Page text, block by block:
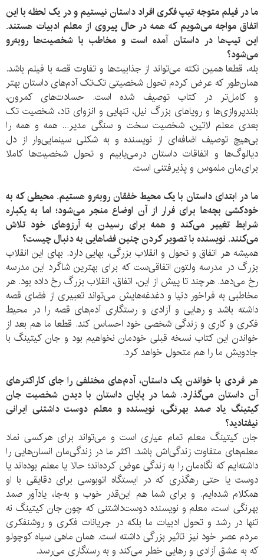
ما در فیلم متوجه تیپ فکری افراد داستان نیستیم و در یک لحظه با این
اتفاق مواجه می‌شویم که همه در حال پیروی از معلم ادبیات هستند.
این تیپ‌ها در داستان آمده است و مخاطب با شخصیت‌ها روبه‌رو
می‌شود؟
بله، قطعا همین نکته می‌تواند از جذابیت‌ها و تفاوت قصه با فیلم باشد.
همان‌طور که عرض کردم تحول شخصیتی تک‌تک آدم‌های داستان بهتر
و کامل‌تر در کتاب توصیف شده است. حسادت‌های کمرون،
بلندپروازی‌ها و رویاهای بزرگ نیل، تنهایی و انزوای تاد، شخصیت تک
بعدی معلم لاتین، شخصیت سخت و سنگی مدیر... همه و همه را
بی‌هیچ توصیف اضافه‌ای از نویسنده و به شکلی سینمایی‌وار از دل
دیالوگ‌ها و اتفاقات داستان درمی‌یابیم و تحول شخصیت‌ها کاملا
برای‌مان ملموس و پذیرفتنی ا‌ست.
ما در ابتدای داستان با یک محیط خفقان روبه‌رو هستیم. محیطی که به
خودکشی بچه‌ها برای فرار از آن اوضاع منجر می‌شود؛ اما به یکباره
شرایط تغییر می‌کند و همه برای رسیدن به آرزوهای خود تلاش
می‌کنند. نویسنده با تصویر کردن چنین فضاهایی به دنبال چیست؟
همیشه هر اتفاق و تحول و انقلاب بزرگی، بهایی دارد. بهای این انقلاب
بزرگ در مدرسه ولتون اتفاقی‌ست که برای بهترین شاگرد این مدرسه
رخ می‌دهد. هرچند تا پیش از این، اتفاق، انقلاب بزرگ رخ داده بود. هر
مخاطبی به فراخور دنیا و دغدغه‌هایش می‌تواند تعبیری از فضای قصه
داشته باشد و رهایی و آزادی و رستگاری آدم‌های قصه را در محیط
فکری و کاری و زندگی شخصی‌ خود احساس کند. قطعا ما هم بعد از
خواندن این کتاب نسخه قبلی خودمان نخواهیم بود و جان کیتینگ با
جادویش ما را هم متحول خواهد کرد.
هر فردی با خواندن یک داستان، آدم‌های مختلفی را جای کاراکترهای
آن داستان می‌گذارد. شما در پایان داستان با دیدن شخصیت جان
کیتینگ یاد صمد بهرنگی، نویسنده و معلم دوست داشتنی ایرانی
نیفتادید؟
جان کیتینگ معلم تمام عیاری‌ است و می‌تواند برای هرکسی نماد
معلم‌های متفاوت زندگی‌اش باشد. اکثر ما در زندگی‌مان انسان‌هایی را
داشته‌ایم که نگاه‌مان را به زندگی عوض کرده‌اند؛ حالا یا معلم بوده‌اند یا
دوست یا حتی رهگذری که در ایستگاه اتوبوسی برای دقایقی با او
همکلام شده‌ایم. و برای شما هم این‌قدر خوب و به‌جا، یادآور صمد
بهرنگی ا‌ست، معلم و نویسنده دوست‌داشتنی که چون جان کیتینگ نه
تنها در رشد و تحول ادبیات ما بلکه در جریانات فکری و روشنفکری
مردم عصر خود نیز تاثیر بزرگی داشته ‌است. همان ماهی سیاه کوچولو
که به عشق آزادی و رهایی خطر می‌کند و به رستگاری می‌رسد.